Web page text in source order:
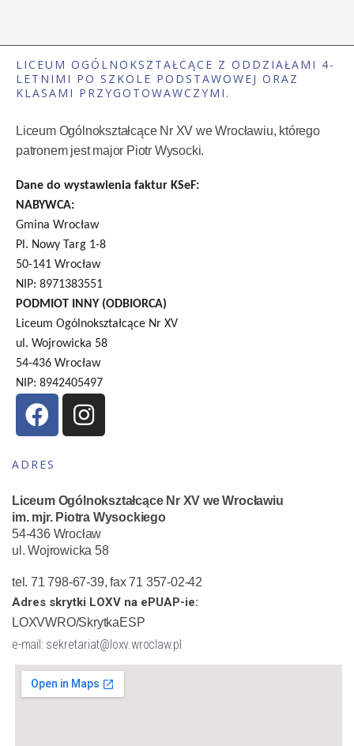
LICEUM OGÓLNOKSZTAŁCĄCE Z ODDZIAŁAMI 4-
LETNIMI PO SZKOLE PODSTAWOWEJ ORAZ
KLASAMI PRZYGOTOWAWCZYMI.
Liceum Ogólnokształcące Nr XV we Wrocławiu, którego
patronem jest major Piotr Wysocki.
Dane do wystawienia faktur KSeF:
NABYWCA:
Gmina Wrocław
Pl. Nowy Targ 1-8
50-141 Wrocław
NIP: 8971383551
PODMIOT INNY (ODBIORCA)
Liceum Ogólnokształcące Nr XV
ul. Wojrowicka 58
54-436 Wrocław
NIP: 8942405497
ADRES
Liceum Ogólnokształcące Nr XV we Wrocławiu
im. mjr. Piotra Wysockiego
54-436 Wrocław
ul. Wojrowicka 58
tel. 71 798-67-39, fax 71 357-02-42
Adres skrytki LOXV na ePUAP-ie:
LOXVWRO/SkrytkaESP
e-mail: sekretariat@loxv.wroclaw.pl